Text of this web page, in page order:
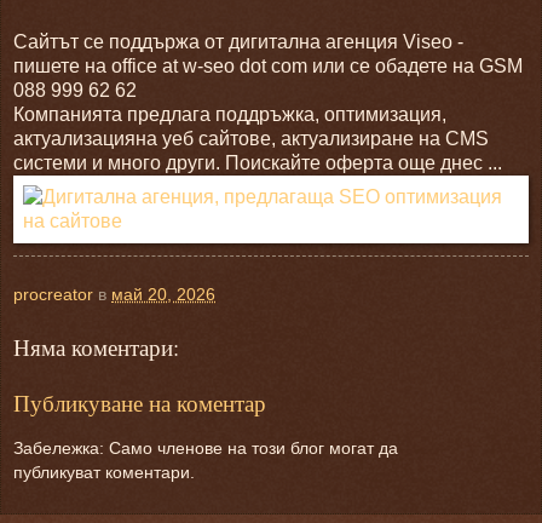
Сайтът се поддържа от дигитална агенция Viseo -
пишете на office at w-seo dot com или се обадете на GSM
088 999 62 62
Компанията предлага поддръжка, оптимизация,
актуализацияна уеб сайтове, актуализиране на CMS
системи и много други. Поискайте оферта още днес ...
procreator в май 20, 2026
Няма коментари:
Публикуване на коментар
Забележка: Само членове на този блог могат да
публикуват коментари.